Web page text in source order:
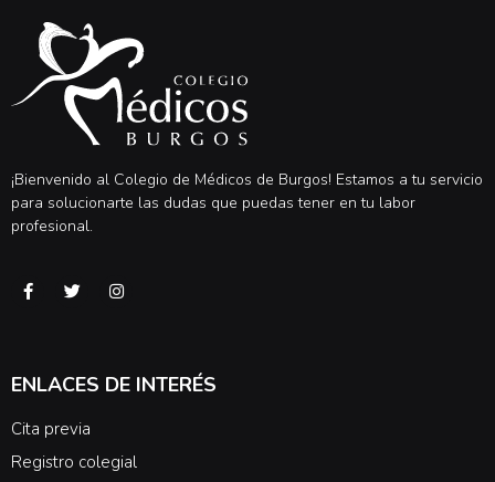
¡Bienvenido al Colegio de Médicos de Burgos! Estamos a tu servicio
para solucionarte las dudas que puedas tener en tu labor
profesional.
ENLACES DE INTERÉS
Cita previa
Registro colegial